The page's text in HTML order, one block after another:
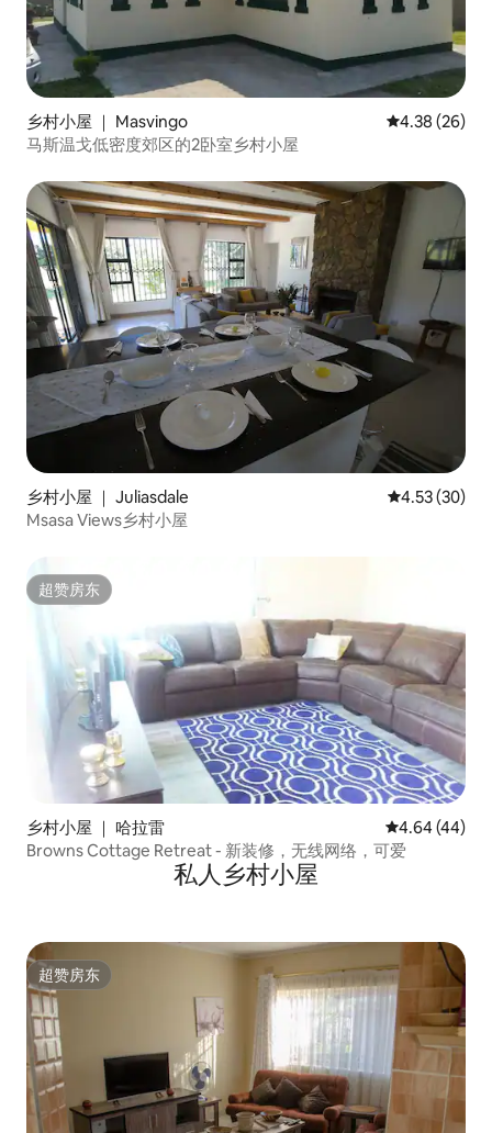
乡村小屋 ｜ Masvingo 平均评分
4.38 (26)
马斯温戈低密度郊区的2卧室乡村小屋
乡村小屋 ｜ Juliasdale 平均评分
4.53 (30)
Msasa Views乡村小屋
超赞房东
超赞房东
乡村小屋 ｜ 哈拉雷 平均评分
4.64 (44)
Browns Cottage Retreat - 新装修，无线网络，可爱
私人乡村小屋
超赞房东
超赞房东